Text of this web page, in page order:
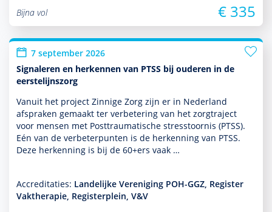
Bijna vol € 335
7 september 2026
Signaleren en herkennen van PTSS bij ouderen in de
eerstelijnszorg
Vanuit het project Zinnige Zorg zijn er in Nederland
afspraken gemaakt ter verbetering van het zorgtraject
voor mensen met Posttraumatische stresstoor­nis (PTSS).
Eén van de verbeterpunten is de herkenning van PTSS.
Deze herkenning is bij de 60+ers vaak …
Accreditaties: Landelijke Vereniging POH-GGZ, Register
Vaktherapie, Registerplein, V&V